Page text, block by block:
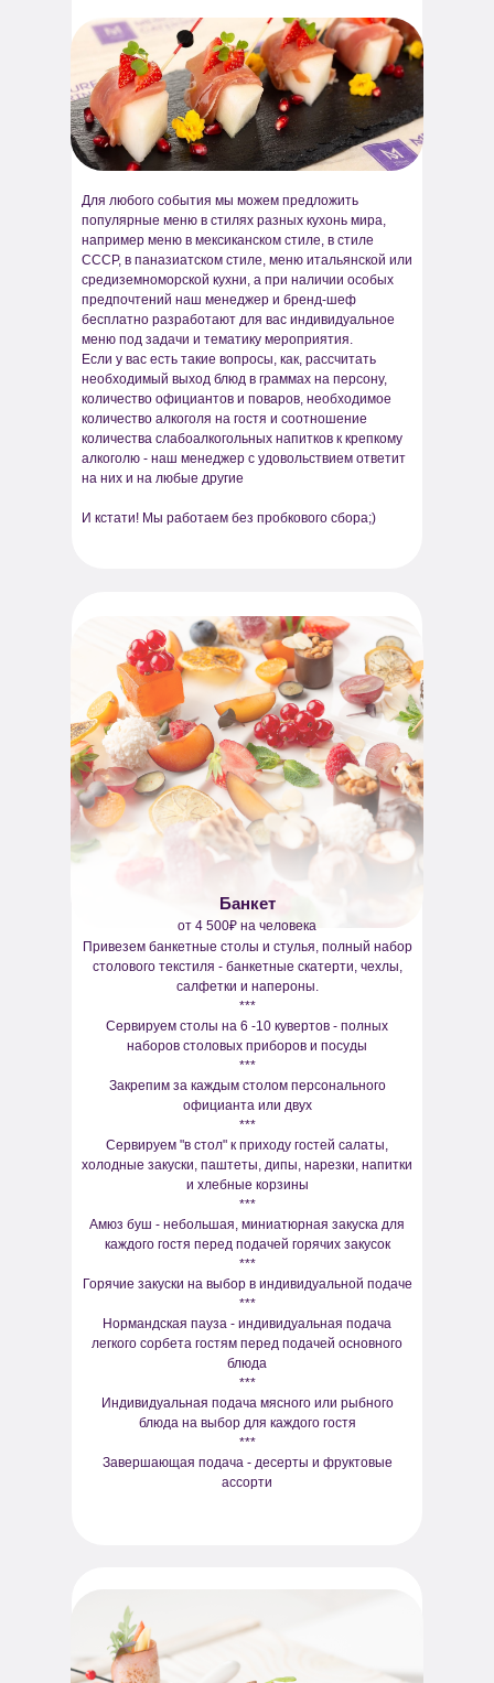
от 4 500₽ на человека
Банкет
Для любого события мы можем предложить
популярные меню в стилях разных кухонь мира,
например меню в мексиканском стиле, в стиле
СССР, в паназиатском стиле, меню итальянской или
средиземноморской кухни, а при наличии особых
предпочтений наш менеджер и бренд-шеф
бесплатно разработают для вас индивидуальное
меню под задачи и тематику мероприятия.
Если у вас есть такие вопросы, как, рассчитать
необходимый выход блюд в граммах на персону,
количество официантов и поваров, необходимое
количество алкоголя на гостя и соотношение
количества слабоалкогольных напитков к крепкому
алкоголю - наш менеджер с удовольствием ответит
на них и на любые другие
И кстати! Мы работаем без пробкового сбора;)
Привезем банкетные столы и стулья, полный набор
столового текстиля - банкетные скатерти, чехлы,
салфетки и напероны.
***
Сервируем столы на 6 -10 кувертов - полных
наборов столовых приборов и посуды
***
Закрепим за каждым столом персонального
официанта или двух
***
Сервируем "в стол" к приходу гостей салаты,
холодные закуски, паштеты, дипы, нарезки, напитки
и хлебные корзины
***
Амюз буш - небольшая, миниатюрная закуска для
каждого гостя перед подачей горячих закусок
***
Горячие закуски на выбор в индивидуальной подаче
***
Нормандская пауза - индивидуальная подача
легкого сорбета гостям перед подачей основного
блюда
***
Индивидуальная подача мясного или рыбного
блюда на выбор для каждого гостя
***
Завершающая подача - десерты и фруктовые
ассорти